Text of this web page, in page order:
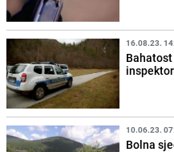
16.08.23.
10.06.23.
Bolna